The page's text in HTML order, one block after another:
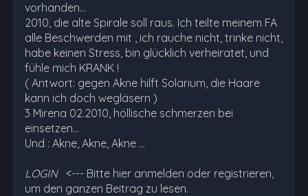
vorhanden...
2010, die alte Spirale soll raus. Ich teilte meinem FA
alle Beschwerden mit , ich rauche nicht, trinke nicht,
habe keinen Stress, bin glücklich verheiratet, und
fühle mich KRANK !
( Antwort: gegen Akne hilft Solarium, die Haare
kann ich doch wegläsern )
3 Mirena 02.2010, höllische schmerzen bei
einsetzen...
Und : Akne, Akne, Akne …
LOGIN <--- Bitte hier anmelden oder registrieren,
um den ganzen Beitrag zu lesen.